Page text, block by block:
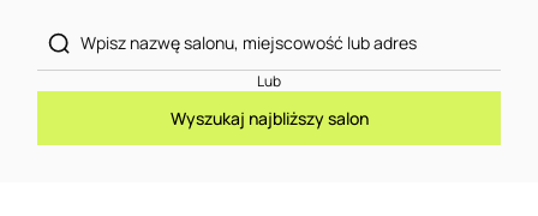
Lub
Wyszukaj najbliższy salon